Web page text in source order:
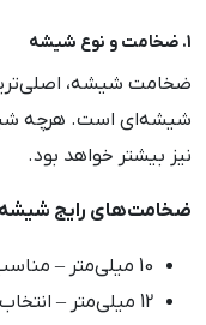
1. ضخامت و نوع شیشه
ضخامت شیشه،
شیشه‌ای است. هرچه
نیز بیشتر خواهد بود.
ضخامت‌های رایج شیشه
10 میلی‌متر – مناسب فضاهای کم‌تردد، اقتصادی‌تر
12 میلی‌متر – انتخاب استاندارد برای بالکن و تراس